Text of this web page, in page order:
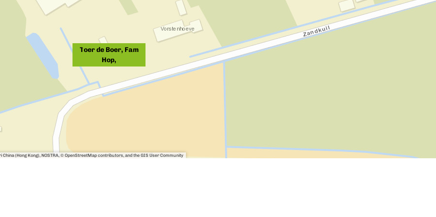
Toer de Boer, Fam
Hop,
China (Hong Kong), NOSTRA, © OpenStreetMap contributors, and the GIS User Community